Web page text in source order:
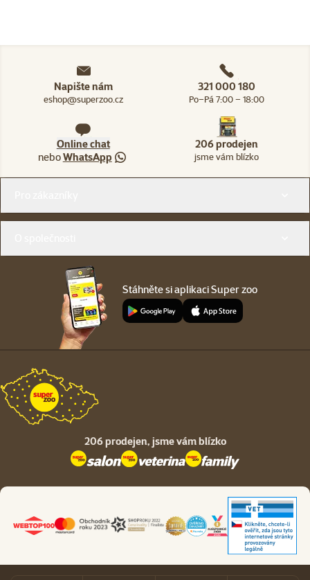
Napište nám
eshop@superzoo.cz
321 000 180
Po–Pá 7:00 – 18:00
Online chat
neboWhatsApp
206 prodejen
jsme vám blízko
Stáhněte si aplikaci Super zoo
206 prodejen, jsme vám blízko